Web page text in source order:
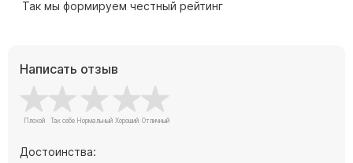
Памятники со свечей
Памятники в виде дерева
Так мы формируем честный рейтинг
Написать отзыв
Достоинства: